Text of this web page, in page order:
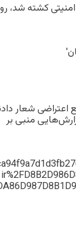
کشته شد،
شعار
منبی بر